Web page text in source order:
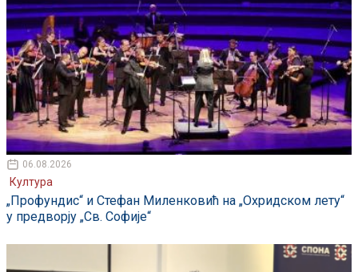
06.08.2026
Култура
„Профундис“ и Стефан Миленковић на „Охридском лету“
у предворју „Св. Софије“